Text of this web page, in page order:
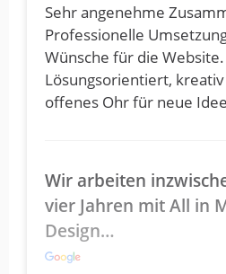
Sehr angenehme
Professionelle
Wünsche für die Website.
Lösungsorientiert,
offenes Ohr für neue
Wir arbeiten
vier Jahren mit All in
Design…